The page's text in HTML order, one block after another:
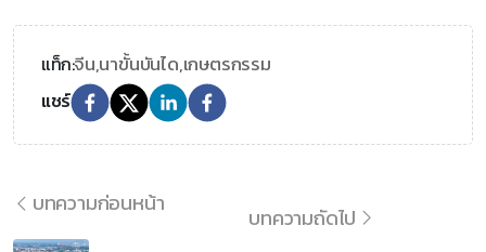
แท็ก:จีน,นาขั้นบันได,เกษตรกรรม
แชร์
บทความก่อนหน้า
บทความถัดไป